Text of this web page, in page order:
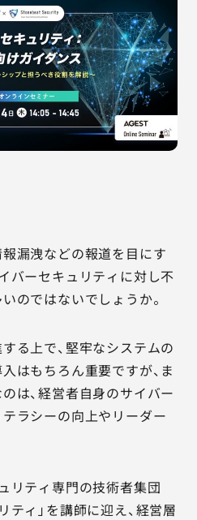
〜18:00）
絡は
03-5333-1246
漏洩などの報道を目にす
バーセキュリティに対し不
のではないでしょうか。
る上で、堅牢なシステムの
はもちろん重要ですが、ま
は、経営者自身のサイバー
ラシーの向上やリーダー
リティ専門の技術者集団
ティ」を講師に迎え、経営層